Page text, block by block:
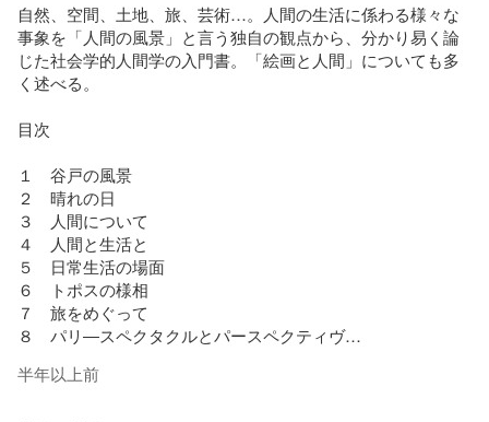
自然、空間、土地、旅、芸術…。人間の生活に係わる様々な
事象を「人間の風景」と言う独自の観点から、分かり易く論
じた社会学的人間学の入門書。「絵画と人間」についても多
く述べる。
目次
１　谷戸の風景
２　晴れの日
３　人間について
４　人間と生活と
５　日常生活の場面
６　トポスの様相
７　旅をめぐって
８　パリ―スペクタクルとパースペクティヴ
１０　自然と人間と人間の生活と
半年以上前